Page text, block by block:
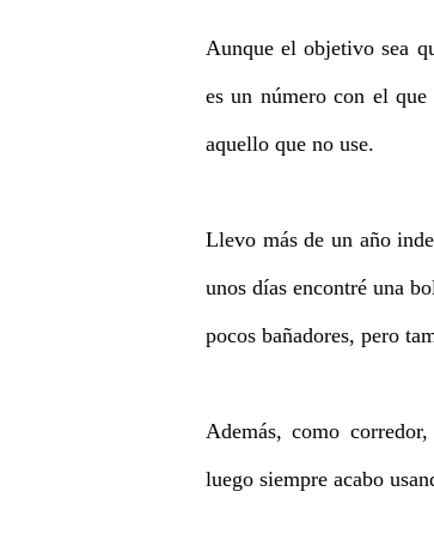
Aunque el objetivo sea
es un número con el
aquello que no use.
Llevo más de un año
unos días encontré una
pocos bañadores, pero
Además, como
luego siempre acabo